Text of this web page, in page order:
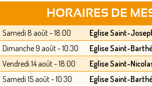
HORAIRES DE
Samedi 8 août - 18:00 Eglise Saint-
Dimanche 9 août - 10:30
Eglise Saint-
Vendredi 14 août - 18:00
Eglise Saint-
Samedi 15 août - 10:30
Eglise Saint-